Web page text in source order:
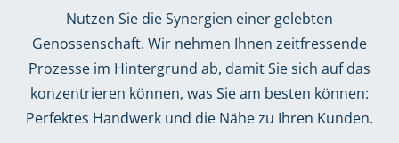
Nutzen Sie die Synergien einer gelebten
Genossenschaft. Wir nehmen Ihnen zeitfressende
Prozesse im Hintergrund ab, damit Sie sich auf das
konzentrieren können, was Sie am besten können:
Perfektes Handwerk und die Nähe zu Ihren Kunden.